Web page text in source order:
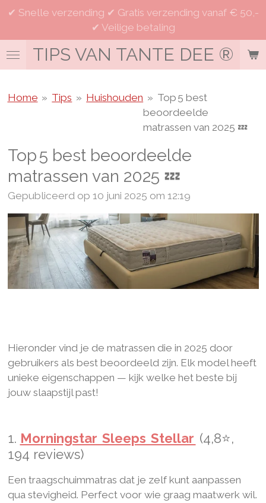
Ga
naar
de
hoofdinhoud
TIPS VAN TANTE DEE ®
✔ Snelle verzending ✔ Gratis verzending vanaf € 50,-
✔ Veilige betaling
Home » Tips » Huishouden » Top 5 best
beoordeelde
matrassen van 2025 💤
Top 5 best beoordeelde
matrassen van 2025 💤
Gepubliceerd op 10 juni 2025 om 12:19
Hieronder vind je de matrassen die in 2025 door
gebruikers als best beoordeeld zijn. Elk model heeft
unieke eigenschappen — kijk welke het beste bij
jouw slaapstijl past!
1. Morningstar Sleeps Stellar (4,8⭐,
194 reviews)
Een traagschuimmatras dat je zelf kunt aanpassen
qua stevigheid. Perfect voor wie graag maatwerk wil.